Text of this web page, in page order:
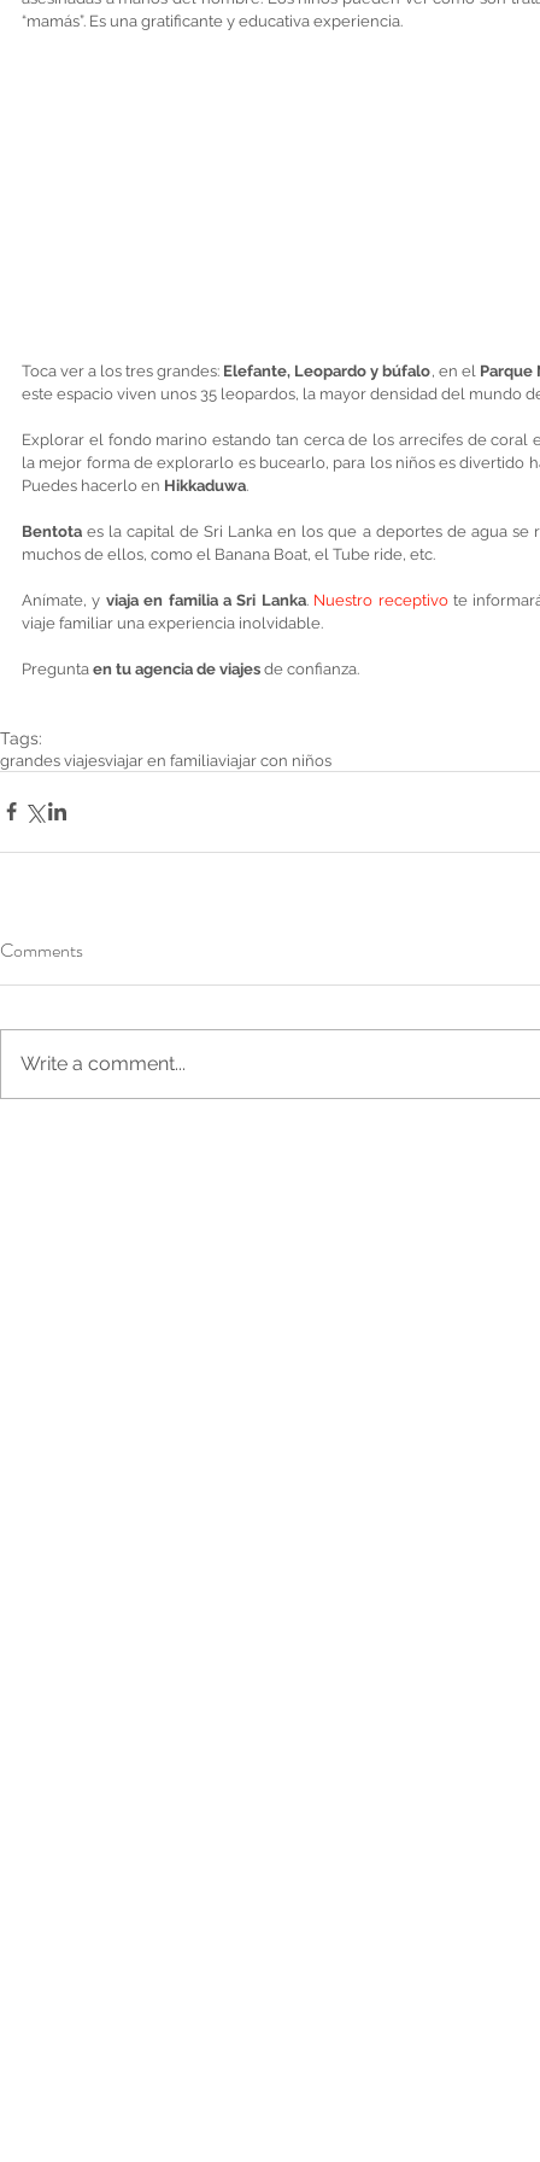
“mamás”. Es una gratificante y educativa experiencia.
Toca ver a los tres grandes: Elefante, Leopardo y búfalo, en el Parque
este espacio viven unos 35 leopardos, la mayor densidad del mundo
Explorar el fondo marino estando tan cerca de los arrecifes de coral
la mejor forma de explorarlo es bucearlo, para los niños es divertido
Puedes hacerlo en Hikkaduwa.
Bentota es la capital de Sri Lanka en los que a deportes de agua se
muchos de ellos, como el Banana Boat, el Tube ride, etc.
Anímate, y viaja en familia a Sri Lanka. Nuestro receptivo te
viaje familiar una experiencia inolvidable.
Pregunta en tu agencia de viajes de confianza.
Tags:
grandes viajesviajar en familiaviajar con niños
Comments
Write a comment...